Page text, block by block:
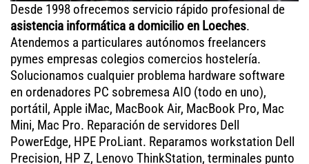
Desde 1998 ofrecemos servicio rápido profesional de
asistencia informática a domicilio en Loeches.
Atendemos a particulares autónomos freelancers
pymes empresas colegios comercios hostelería.
Solucionamos cualquier problema hardware software
en ordenadores PC sobremesa AIO (todo en uno),
portátil, Apple iMac, MacBook Air, MacBook Pro, Mac
Mini, Mac Pro. Reparación de servidores Dell
PowerEdge, HPE ProLiant. Reparamos workstation Dell
Precision, HP Z, Lenovo ThinkStation, terminales punto